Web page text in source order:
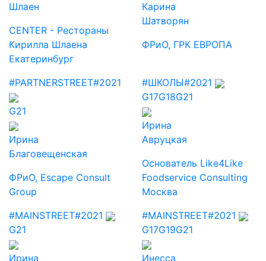
Шлаен
CENTER - Рестораны
Кирилла Шлаена
Екатеринбург
Карина
Шатворян
ФРиО, ГРК ЕВРОПА
#PARTNERSTREET#2021
G21
Ирина
Благовещенская
ФРиО, Escape Consult
Group
#ШКОЛЫ#2021
G17G18G21
Ирина
Авруцкая
Основатель Like4Like
Foodservice Consulting
Москва
#MAINSTREET#2021
G21
Ирина
#MAINSTREET#2021
G17G19G21
Инесса